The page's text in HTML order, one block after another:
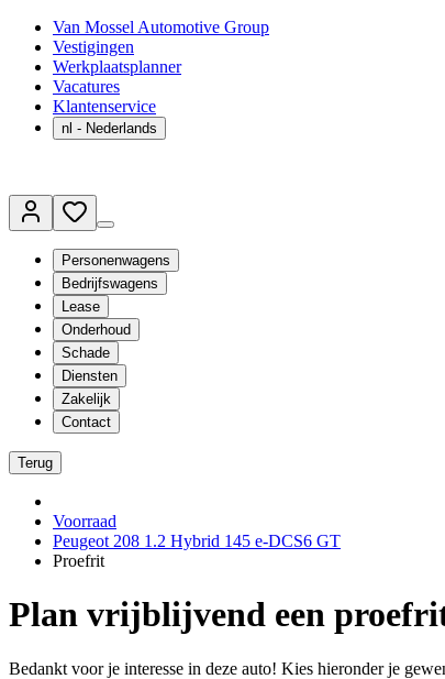
Van Mossel Automotive Group
Vestigingen
Werkplaatsplanner
Vacatures
Klantenservice
nl - Nederlands
Personenwagens
Bedrijfswagens
Lease
Onderhoud
Schade
Diensten
Zakelijk
Contact
Terug
Voorraad
Peugeot 208 1.2 Hybrid 145 e-DCS6 GT
Proefrit
Plan vrijblijvend een
Bedankt voor je interesse in deze auto! Kies hieronder je